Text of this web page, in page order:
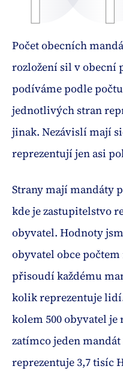
Počet obecních
rozložení sil v obecní
podíváme podle
jednotlivých stran
jinak. Nezávislí mají
reprezentují jen asi
Strany mají mandáty
kde je zastupitelstvo
obyvatel. Hodnoty
obyvatel obce
přisoudí každému
kolik reprezentuje
kolem 500 obyvatel je
zatímco jeden
reprezentuje 3,7 tisíc